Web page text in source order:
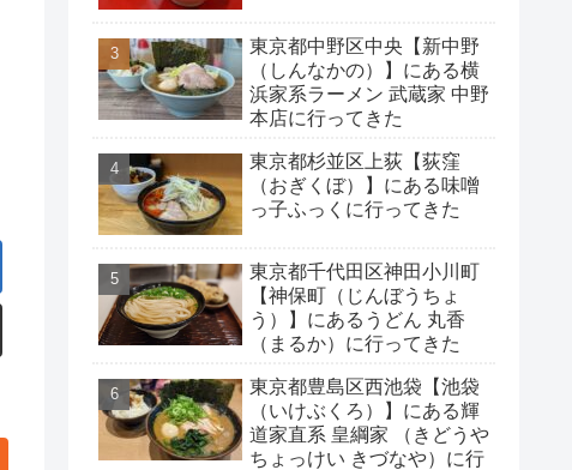
東京都中野区中央【新中野
（しんなかの）】にある横
浜家系ラーメン 武蔵家 中野
本店に行ってきた
東京都杉並区上荻【荻窪
（おぎくぼ）】にある味噌
っ子ふっくに行ってきた
東京都千代田区神田小川町
【神保町（じんぼうちょ
う）】にあるうどん 丸香
（まるか）に行ってきた
東京都豊島区西池袋【池袋
（いけぶくろ）】にある輝
道家直系 皇綱家 （きどうや
ちょっけい きづなや）に行